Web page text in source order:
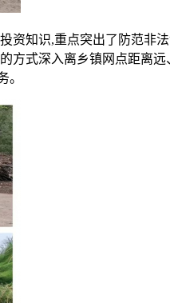
知识,重点突出了防范非
方式深入离乡镇网点距离
。